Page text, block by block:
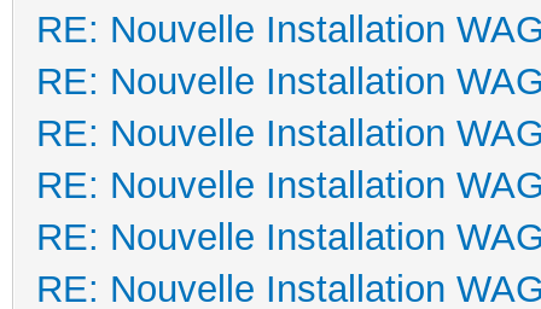
RE: Nouvelle Installation
RE: Nouvelle Installation
RE: Nouvelle Installation
RE: Nouvelle Installation
RE: Nouvelle Installation
RE: Nouvelle Installation